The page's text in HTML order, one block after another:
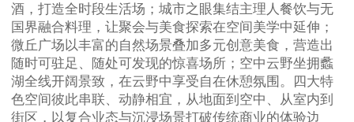
酒，打造全时段生活场；城市之眼集结主理人餐饮与无
国界融合料理，让聚会与美食探索在空间美学中延伸；
微丘广场以丰富的自然场景叠加多元创意美食，营造出
随时可驻足、随处可发现的惊喜场所；空中云野坐拥蠡
湖全线开阔景致，在云野中享受自在休憩氛围。四大特
色空间彼此串联、动静相宜，从地面到空中、从室内到
街区，以复合业态与沉浸场景打破传统商业的体验边